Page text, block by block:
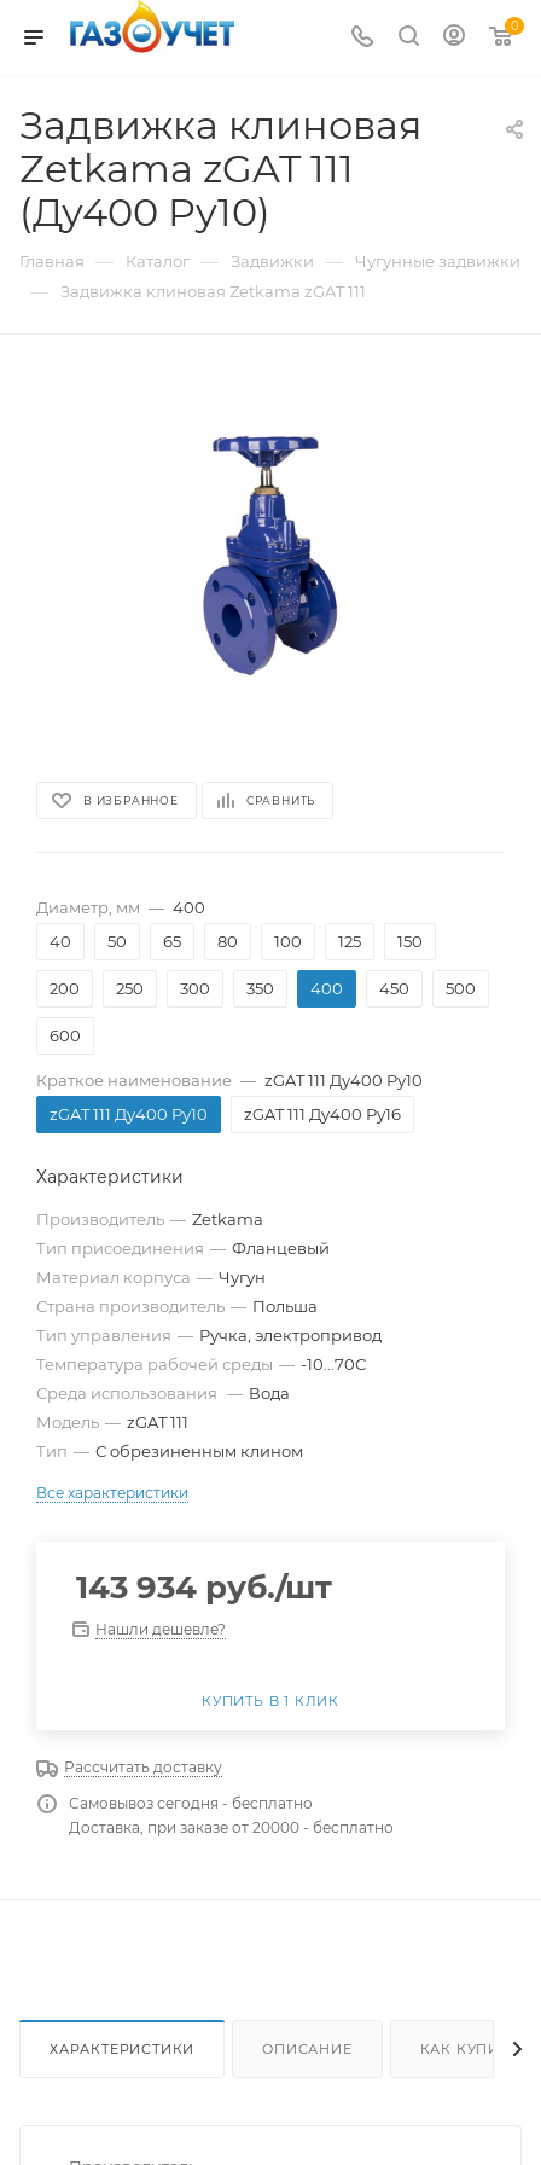
0
Задвижка клиновая
Zetkama zGAT 111
(Ду400 Pу10)
Главная — Каталог — Задвижки — Чугунные задвижки
— Задвижка клиновая Zetkama zGAT 111
В ИЗБРАННОЕ СРАВНИТЬ
Диаметр, мм — 400
40
50 65 80 100 125 150
200 250 300 350 400 450 500
600
Краткое наименование — zGAT 111 Ду400 Pу10
zGAT 111 Ду400 Pу10
zGAT 111 Ду400 Pу16
Характеристики
Производитель — Zetkama
Тип присоединения — Фланцевый
Материал корпуса — Чугун
Страна производитель — Польша
Тип управления — Ручка, электропривод
Температура рабочей среды — -10...70С
Среда использования — Вода
Модель — zGAT 111
Тип — С обрезиненным клином
Все характеристики
143 934 руб./шт
Нашли дешевле?
КУПИТЬ В 1 КЛИК
Рассчитать доставку
Самовывоз сегодня - бесплатно
Доставка, при заказе от 20000 - бесплатно
ХАРАКТЕРИСТИКИ ОПИСАНИЕ КАК КУПИТЬ